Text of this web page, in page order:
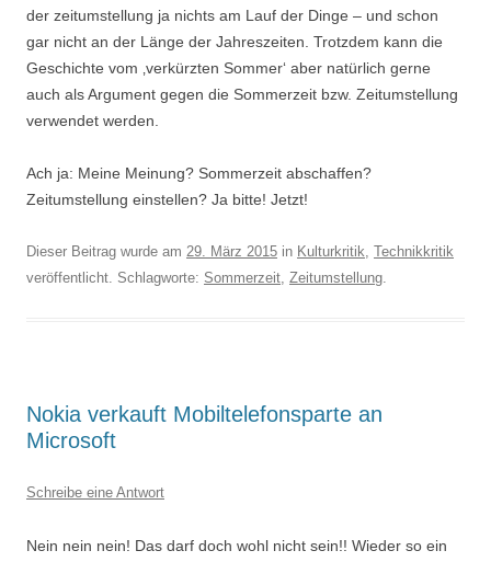
der zeitumstellung ja nichts am Lauf der Dinge – und schon
gar nicht an der Länge der Jahreszeiten. Trotzdem kann die
Geschichte vom ‚verkürzten Sommer‘ aber natürlich gerne
auch als Argument gegen die Sommerzeit bzw. Zeitumstellung
verwendet werden.
Ach ja: Meine Meinung? Sommerzeit abschaffen?
Zeitumstellung einstellen? Ja bitte! Jetzt!
Dieser Beitrag wurde am 29. März 2015 in Kulturkritik, Technikkritik
veröffentlicht. Schlagworte: Sommerzeit, Zeitumstellung.
Nokia verkauft Mobiltelefonsparte an
Microsoft
Schreibe eine Antwort
Nein nein nein! Das darf doch wohl nicht sein!! Wieder so ein